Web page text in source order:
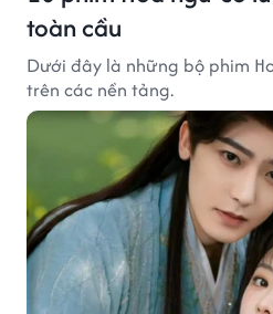
toàn cầu
Dưới đây là những bộ phim
trên các nền tảng.